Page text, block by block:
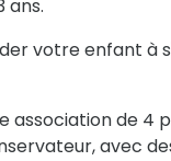
ans.
votre enfant à
association de 4
avec